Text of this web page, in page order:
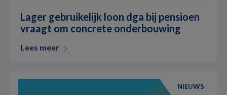
Lager gebruikelijk loon dga bij pensioen
vraagt om concrete onderbouwing
Lees meer
NIEUWS